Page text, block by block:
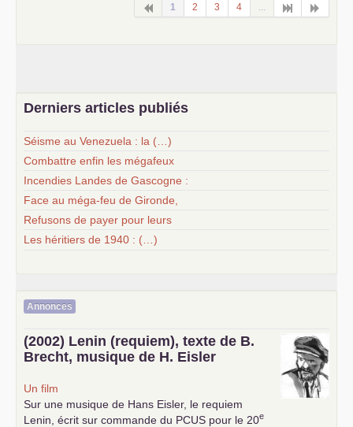
1 2 3 4
Derniers articles publiés
Séisme au Venezuela : la (…)
Combattre enfin les mégafeux
Incendies Landes de Gascogne :
Face au méga-feu de Gironde,
Refusons de payer pour leurs
Les héritiers de 1940 : (…)
Annonces
(2002) Lenin (requiem), texte de B.
Brecht, musique de H. Eisler
Un film
Sur une musique de Hans Eisler, le requiem
Lenin, écrit sur commande du PCUS pour le 20e